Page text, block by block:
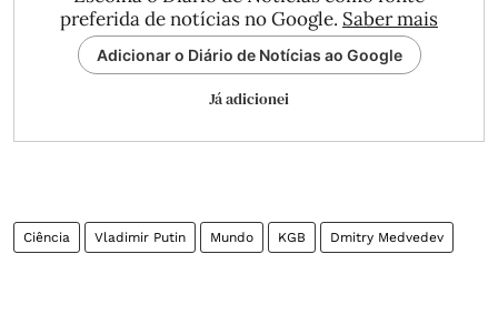
preferida de notícias no Google. Saber mais
Adicionar o Diário de Notícias ao Google
Já adicionei
Ciência Vladimir Putin Mundo KGB Dmitry Medvedev